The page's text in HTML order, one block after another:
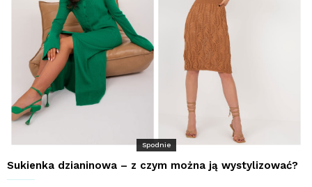
Spodnie
Sukienka dzianinowa – z czym można ją wystylizować?